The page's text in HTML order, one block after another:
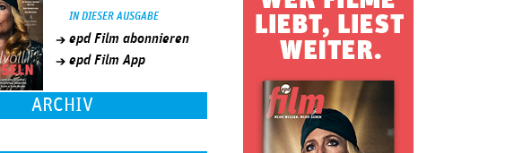
IN DIESER AUSGABE
epd Film abonnieren
epd Film App
ARCHIV